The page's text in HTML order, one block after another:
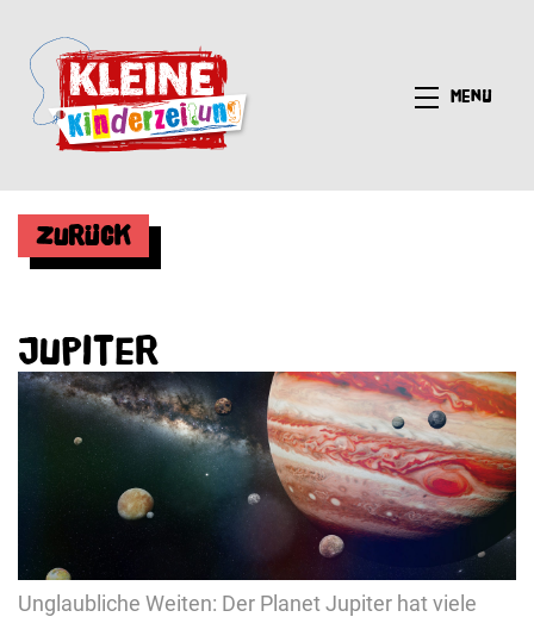
Menü
Zurück
Jupiter
Unglaubliche Weiten: Der Planet Jupiter hat viele